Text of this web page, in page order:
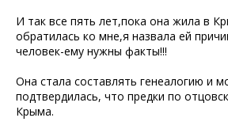
И так все пять лет,пока она жила в
обратилась ко мне,я назвала ей
человек-ему нужны факты!!!
Она стала составлять генеалогию и
подтвердилась, что предки по
Крыма.